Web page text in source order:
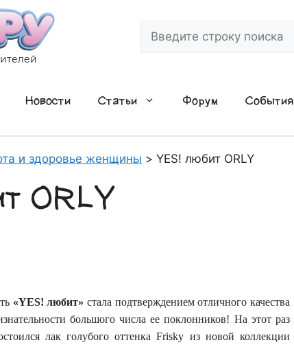
Новости Статьи Форум События
и здоровье женщины > YES! любит ORLY
ORLY
«YES! любит» стала подтверждением отличного качества
большого числа ее поклонников! На этот раз
лак голубого оттенка Frisky из новой коллекции